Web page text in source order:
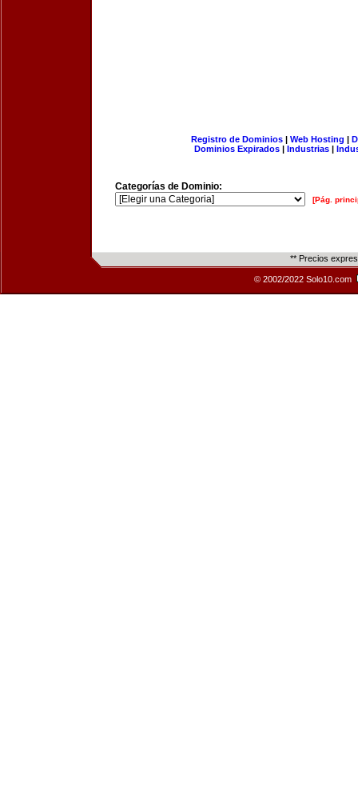
Registro de Dominios| Web Hosting |
Dominios Expirados | Industrias |
Categorías de Dominio:
[Pág.
** Precios
© 2002/2022 Solo10.com